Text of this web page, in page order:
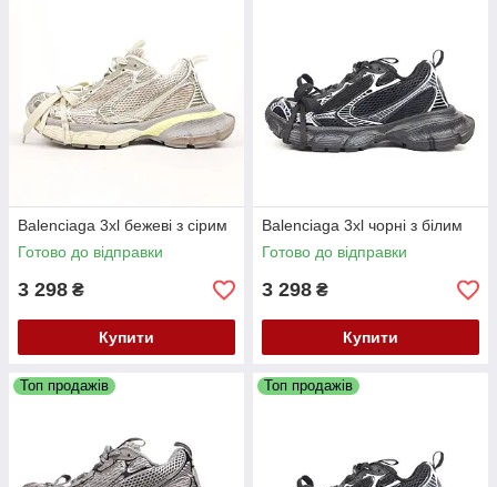
Balenciaga 3xl бежеві з сірим
Готово до відправки
3 298 ₴
Купити
Balenciaga 3xl чорні з білим
Готово до відправки
3 298 ₴
Купити
Топ продажів Топ продажів